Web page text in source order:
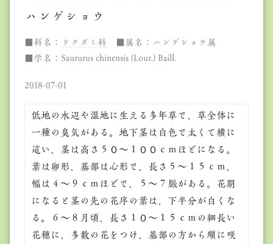
ハンゲショウ
■科名： ドクダミ科 ■属名：ハンゲショウ属
■学名：Saururus chinensis (Lour.) Baill.
2018-07-01
低地の水辺や湿地に生える多年草で、草全体に
一種の臭気がある。地下茎は白色で太くて横に
這い、茎は高さ５０～１００ｃｍほどになる。
葉は卵形、基部は心形で、長さ５～１５ｃｍ、
幅は４～９ｃｍほどで、５～７脈がある。花期
になると茎の先の花序の葉は、下半分が白くな
る。６～８月頃、長さ１０～１５ｃｍの細長い
花穂に、多数の花をつけ、基部の方から順に咲